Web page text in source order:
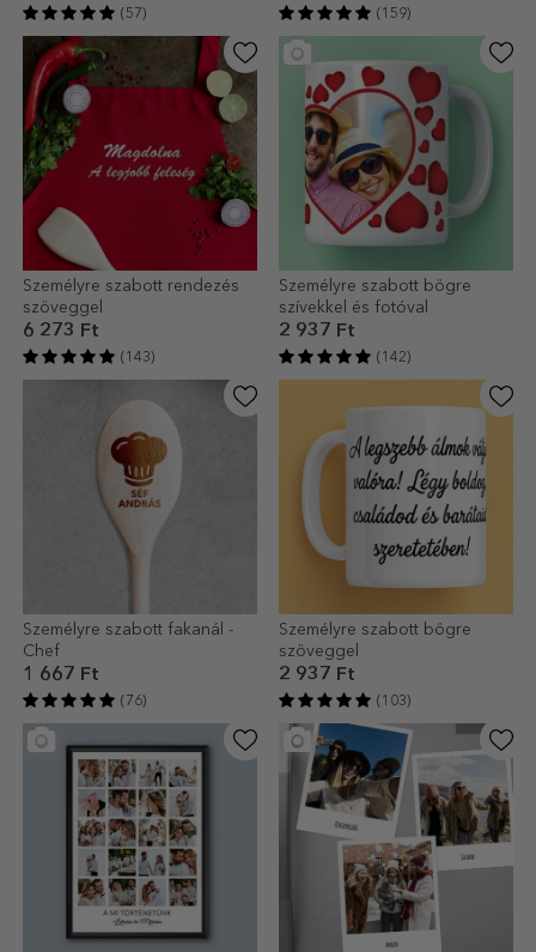
(57) (159)
Személyre szabott rendezés
szöveggel
6 273 Ft
(143)
Személyre szabott bögre
szívekkel és fotóval
2 937 Ft
(142)
Személyre szabott fakanál -
Chef
1 667 Ft
(76)
Személyre szabott bögre
szöveggel
2 937 Ft
(103)